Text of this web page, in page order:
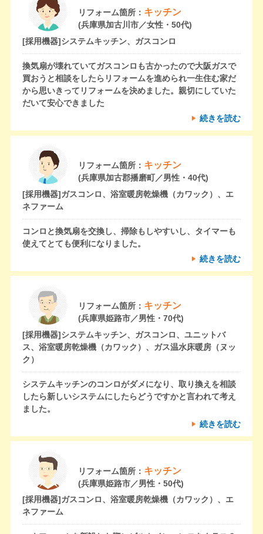
リフォーム箇所： キッチン
(兵庫県加古川市／女性・50代)
[採用機器]システムキッチン、ガスコンロ
換気扇が壊れていてガスコンロも古かったので大阪ガスで
買おうと相談をしたらリフォームを進められ一生住む家だ
から思いきってリフォームを決めました。親切にしていた
だいて安心できました
続きを読む
リフォーム箇所： キッチン
(兵庫県加古郡播磨町／男性・40代)
[採用機器]ガスコンロ、浴室暖房乾燥機（カワック）、エ
ネファーム
コンロと換気扇を交換し、掃除もしやすいし、タイマーも
使えてとても便利になりました。
続きを読む
リフォーム箇所： キッチン
(兵庫県姫路市／男性・70代)
[採用機器]システムキッチン、ガスコンロ、ユニットバ
ス、浴室暖房乾燥機（カワック）、ガス温水床暖房（ヌッ
ク）
システムキッチンのコンロがダメになり、取り換えを相談
したら新しいシステムにしたらどうですかと言われて考え
ました。
続きを読む
リフォーム箇所： キッチン
(兵庫県姫路市／男性・50代)
[採用機器]ガスコンロ、浴室暖房乾燥機（カワック）、エ
ネファーム